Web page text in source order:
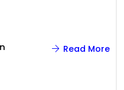
Read More